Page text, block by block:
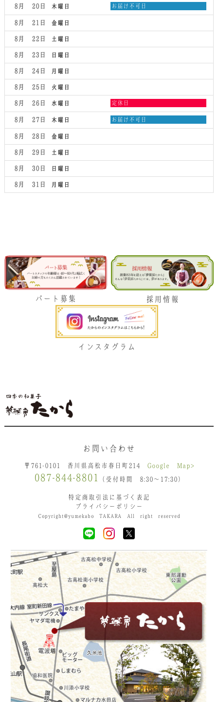
日,
8
2026
木曜日
8月 20
木
お届け不可日
金曜日
8月 21
土曜日
8月 22
日曜日
8月 23
月曜日
8月 24
火曜日
8月 25
水曜日
8月 26
水
日,
8
2026
定休日
木曜日
8月 27
木
お届け不可日
金曜日
8月 28
土曜日
8月 29
日曜日
8月 30
月曜日
8月 31
パート募集 採用情報
インスタグラム
お問い合わせ
〒761-0101 香川県高松市春日町214 Google Map>
087-844-8801 （受付時間 8:30〜17:30）
特定商取引法に基づく表記
プライバシーポリシー
Copyright@yumekabo TAKARA All right reserved